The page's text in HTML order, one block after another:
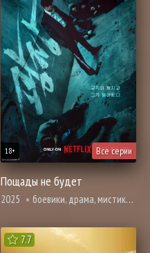
Все серии
18+
Пощады не будет
2025 боевики, драма, мистика, криминал, вебтун, триллер
7.7